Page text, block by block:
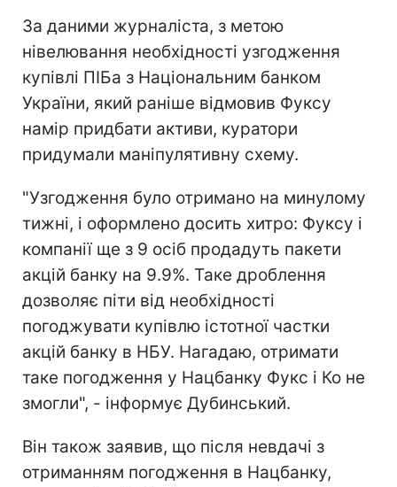
За даними журналіста, з метою
нівелювання необхідності узгодження
купівлі ПІБа з Національним банком
України, який раніше відмовив Фуксу
намір придбати активи, куратори
придумали маніпулятивну схему.
"Узгодження було отримано на минулому
тижні, і оформлено досить хитро: Фуксу і
компанії ще з 9 осіб продадуть пакети
акцій банку на 9.9%. Таке дроблення
дозволяє піти від необхідності
погоджувати купівлю істотної частки
акцій банку в НБУ. Нагадаю, отримати
таке погодження у Нацбанку Фукс і Ко не
змогли", - інформує Дубинський.
Він також заявив, що після невдачі з
отриманням погодження в Нацбанку,